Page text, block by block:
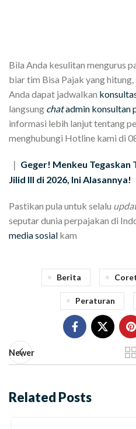
Bila Anda kesulitan mengurus
biar tim Bisa Pajak yang
Anda dapat jadwalkan
langsung chatadmin konsultan
informasi lebih lanjut tentang
menghubungi Hotline kami di
| Geger! Menkeu Tegaskan
Jilid III di 2026, Ini Alasannya!
Pastikan pula untuk selalu
seputar dunia perpajakan di
media sosial kam
Berita
Peraturan
Newer
Related Posts